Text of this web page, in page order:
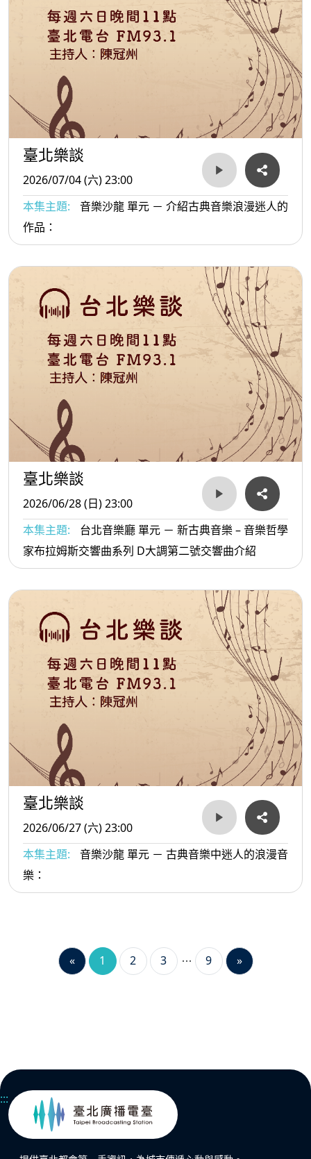
臺北樂談
2026/07/04 (六) 23:00
本集主題:
音樂沙龍 單元 － 介紹古典音樂浪漫迷人的
作品：
臺北樂談
2026/06/28 (日) 23:00
本集主題:
台北音樂廳 單元 － 新古典音樂 – 音樂哲學
家布拉姆斯交響曲系列 D大調第二號交響曲介紹
臺北樂談
2026/06/27 (六) 23:00
本集主題:
音樂沙龍 單元 － 古典音樂中迷人的浪漫音
樂：
« 1 2 3 9 »
:::